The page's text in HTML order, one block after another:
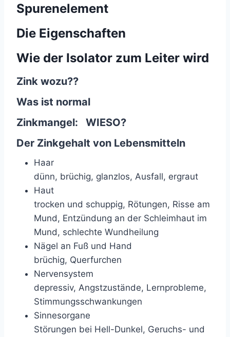
Spurenelement
Die Eigenschaften
Wie der Isolator zum Leiter wird
Zink wozu??
Was ist normal
Zinkmangel:
WIESO?
Der Zinkgehalt von Lebensmitteln
Haar
dünn, brüchig, glanzlos, Ausfall, ergraut
Haut
trocken und schuppig, Rötungen, Risse am
Mund, Entzündung an der Schleimhaut im
Mund, schlechte Wundheilung
Nägel an Fuß und Hand
brüchig, Querfurchen
Nervensystem
depressiv, Angstzustände, Lernprobleme,
Stimmungsschwankungen
Sinnesorgane
Störungen bei Hell-Dunkel, Geruchs- und